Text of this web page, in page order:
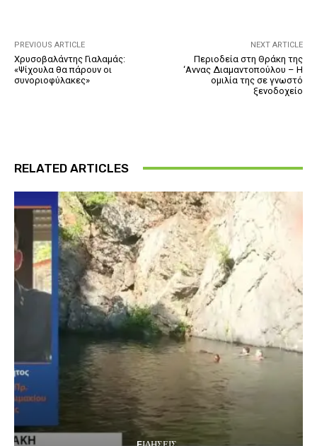
PREVIOUS ARTICLE
Χρυσοβαλάντης Γιαλαμάς:
«Ψίχουλα θα πάρουν οι
συνοριοφύλακες»
NEXT ARTICLE
Περιοδεία στη Θράκη της
‘Αννας Διαμαντοπούλου – Η
ομιλία της σε γνωστό
ξενοδοχείο
RELATED ARTICLES